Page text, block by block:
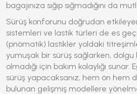
bagajınıza sığıp sığmadığını da
Sürüş konforunu doğrudan
sistemleri ve lastik türleri de es
(pnömatik) lastikler yoldaki
yumuşak bir sürüş sağlarken,
olmadığı için bakım kolaylığı
sürüş yapacaksanız, hem ön hem
bulunan gelişmiş modellere